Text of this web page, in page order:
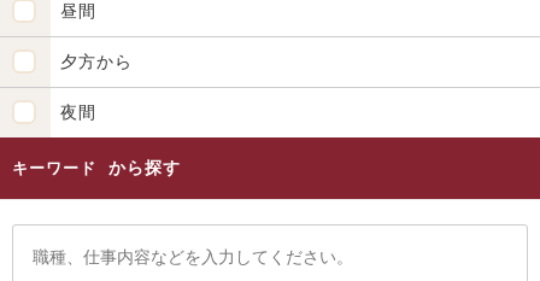
昼間
夕方から
夜間
キーワード から探す